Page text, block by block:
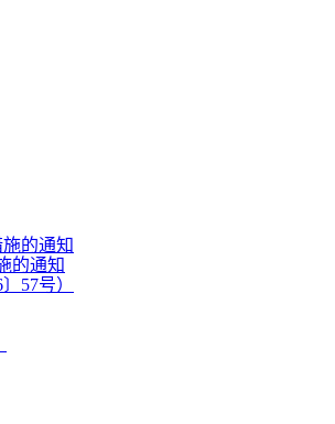
的通知
的通知
57号）